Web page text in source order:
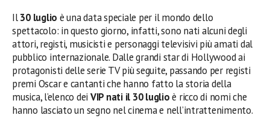
Il30 luglio è una data speciale per il mondo dello
spettacolo: in questo giorno, infatti, sono nati alcuni degli
attori, registi, musicisti e personaggi televisivi più amati dal
pubblico internazionale. Dalle grandi star di Hollywood ai
protagonisti delle serie TV più seguite, passando per registi
premi Oscar e cantanti che hanno fatto la storia della
musica, l’elenco dei VIP nati il 30 luglioè ricco di nomi che
hanno lasciato un segno nel cinema e nell’intrattenimento.